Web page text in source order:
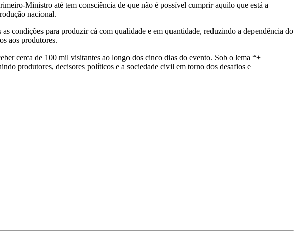
Ministro até tem consciência de que não é possível cumprir aquilo que está a
nacional.
condições para produzir cá com qualidade e em quantidade, reduzindo a dependência do
aos produtores.
cerca de 100 mil visitantes ao longo dos cinco dias do evento. Sob o lema “+
produtores, decisores políticos e a sociedade civil em torno dos desafios e